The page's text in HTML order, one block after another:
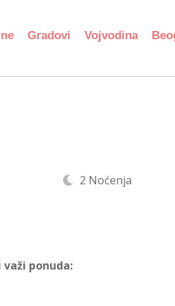
Gradovi Vojvodina
2 Noćenja
ponuda: